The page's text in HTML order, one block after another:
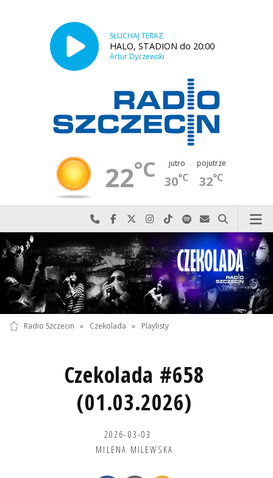
SŁUCHAJ TERAZ
HALO, STADION do 20:00
Artur Dyczewski
22°C jutro
30°C
pojutrze
32°C
Najlepiej po prostu do nas zadzwoń
Odwiedź nas na Facebook-u
Odwiedź nas na X
Odwiedź nas na Instagram-ie
Odwiedź nas na TikTok-u
Szukaj nas na Spotify
Wyślij do nas
Szukaj
Radio Szczecin » Czekolada » Playlisty
Czekolada #658
(01.03.2026)
2026-03-03
MILENA MILEWSKA